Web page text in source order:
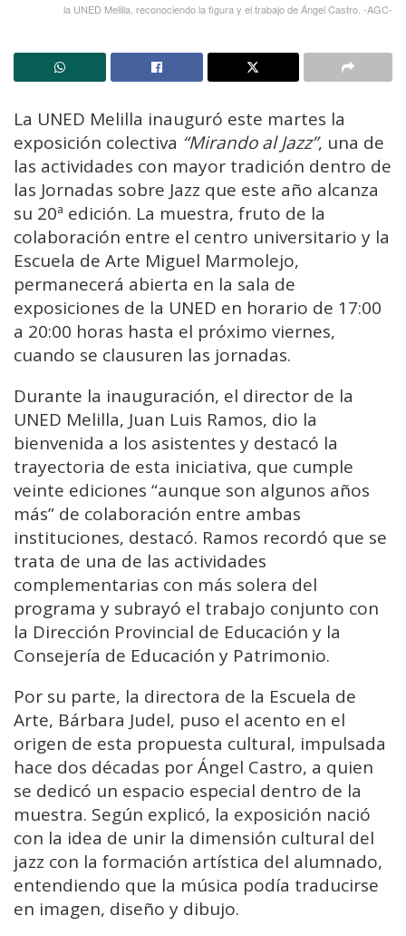
la UNED Melilla, reconociendo la figura y el trabajo de Ángel Castro. -AGC-
La UNED Melilla inauguró este martes la
exposición colectiva “Mirando al Jazz”, una de
las actividades con mayor tradición dentro de
las Jornadas sobre Jazz que este año alcanza
su 20ª edición. La muestra, fruto de la
colaboración entre el centro universitario y la
Escuela de Arte Miguel Marmolejo,
permanecerá abierta en la sala de
exposiciones de la UNED en horario de 17:00
a 20:00 horas hasta el próximo viernes,
cuando se clausuren las jornadas.
Durante la inauguración, el director de la
UNED Melilla, Juan Luis Ramos, dio la
bienvenida a los asistentes y destacó la
trayectoria de esta iniciativa, que cumple
veinte ediciones “aunque son algunos años
más” de colaboración entre ambas
instituciones, destacó. Ramos recordó que se
trata de una de las actividades
complementarias con más solera del
programa y subrayó el trabajo conjunto con
la Dirección Provincial de Educación y la
Consejería de Educación y Patrimonio.
Por su parte, la directora de la Escuela de
Arte, Bárbara Judel, puso el acento en el
origen de esta propuesta cultural, impulsada
hace dos décadas por Ángel Castro, a quien
se dedicó un espacio especial dentro de la
muestra. Según explicó, la exposición nació
con la idea de unir la dimensión cultural del
jazz con la formación artística del alumnado,
entendiendo que la música podía traducirse
en imagen, diseño y dibujo.